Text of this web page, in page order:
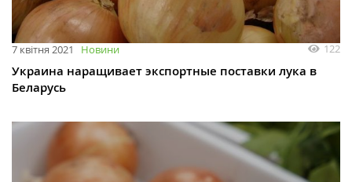
7 квітня 2021 Новини 122
Украина наращивает экспортные поставки лука в
Беларусь